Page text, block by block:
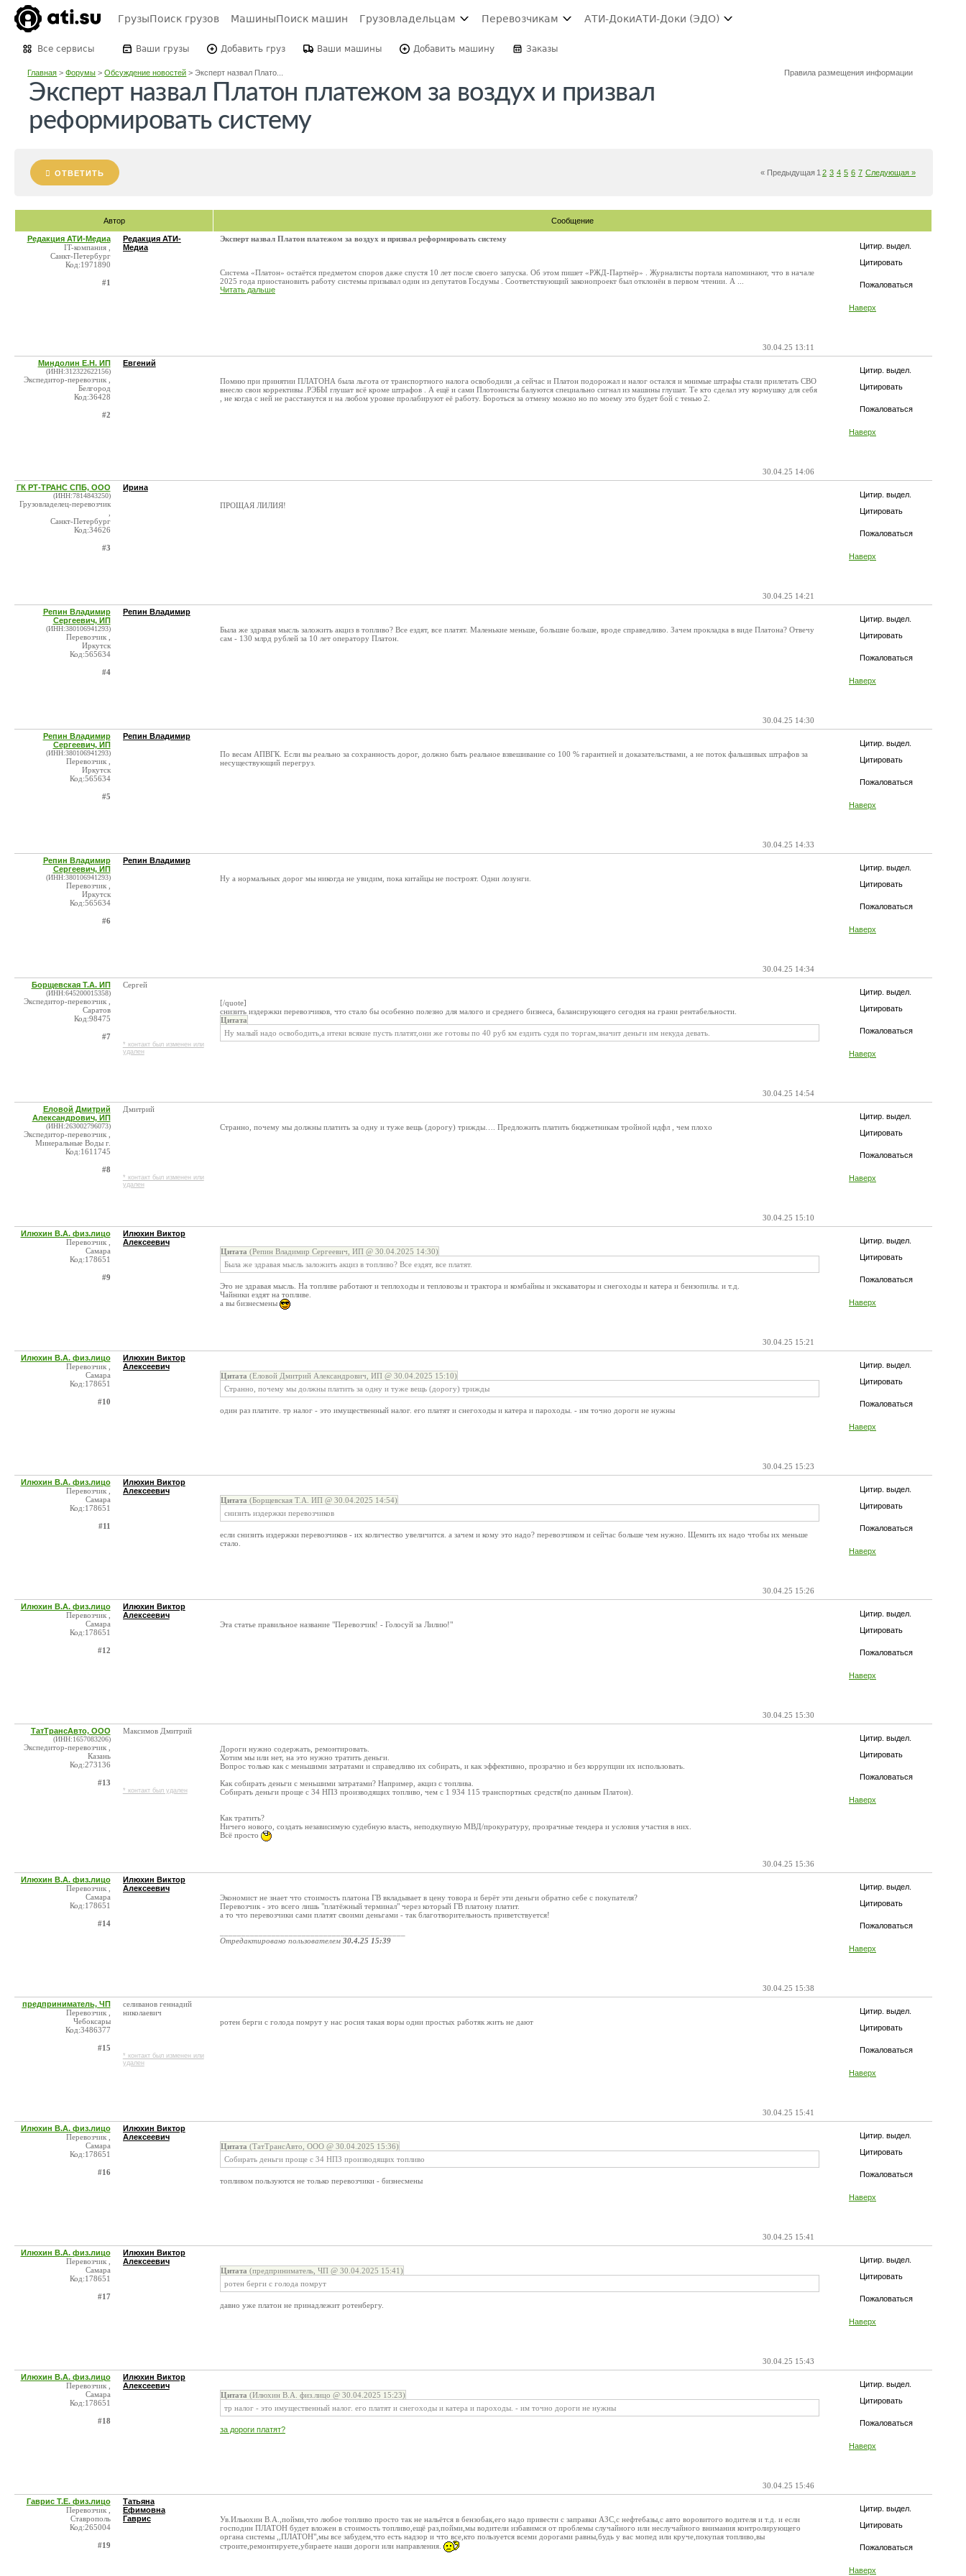
ГрузыПоиск грузов МашиныПоиск машин Грузовладельцам Перевозчикам АТИ-ДокиАТИ-Доки (ЭДО)
Все сервисы Ваши грузы Добавить груз Ваши машины Добавить машину Заказы
Главная >Форумы >Обсуждение новостей >Эксперт назвал Плато... Правила размещения информации
Эксперт назвал Платон платежом за воздух и призвал
реформировать систему
ОТВЕТИТЬ « Предыдущая 1 2 3 4 5 6 7 Следующая »
Автор Сообщение
Цитир. выдел.
Цитировать
Пожаловаться
Наверх
Редакция АТИ-Медиа
IT-компания ,
Санкт-Петербург
Код:1971890
#1
Редакция АТИ-
Медиа
Эксперт назвал Платон платежом за воздух и призвал реформировать систему
Система «Платон» остаётся предметом споров даже спустя 10 лет после своего запуска. Об этом пишет «РЖД-Партнёр» . Журналисты портала напоминают, что в начале
2025 года приостановить работу системы призывал один из депутатов Госдумы . Соответствующий законопроект был отклонён в первом чтении. А ...
Читать дальше
30.04.25 13:11
Цитир. выдел.
Цитировать
Пожаловаться
Наверх
Миндолин Е.Н. ИП
(ИНН:312322622156)
Экспедитор-перевозчик ,
Белгород
Код:36428
#2
Евгений
Помню при принятии ПЛАТОНА была льгота от транспортного налога освободили ,а сейчас и Платон подорожал и налог остался и мнимые штрафы стали прилетать СВО
внесло свои коррективы .РЭБЫ глушат всё кроме штрафов . А ещё и сами Плотонисты балуются специально сигнал из машины глушат. Те кто сделал эту кормушку для себя
, не когда с ней не расстанутся и на любом уровне пролабируют её работу. Бороться за отмену можно но по моему это будет бой с тенью 2.
30.04.25 14:06
Цитир. выдел.
Цитировать
Пожаловаться
Наверх
ГК РТ-ТРАНС СПБ, ООО
(ИНН:7814843250)
Грузовладелец-перевозчик
Санкт-Петербург
Код:34626
#3
Ирина
ПРОЩАЯ ЛИЛИЯ!
30.04.25 14:21
Цитир. выдел.
Цитировать
Пожаловаться
Наверх
Репин Владимир
Сергеевич, ИП
(ИНН:380106941293)
Перевозчик ,
Иркутск
Код:565634
#4
Репин Владимир
Была же здравая мысль заложить акциз в топливо? Все ездят, все платят. Маленькие меньше, большие больше, вроде справедливо. Зачем прокладка в виде Платона? Отвечу
сам - 130 млрд рублей за 10 лет оператору Платон.
30.04.25 14:30
Цитир. выдел.
Цитировать
Пожаловаться
Наверх
Репин Владимир
Сергеевич, ИП
(ИНН:380106941293)
Перевозчик ,
Иркутск
Код:565634
#5
Репин Владимир
По весам АПВГК. Если вы реально за сохранность дорог, должно быть реальное взвешивание со 100 % гарантией и доказательствами, а не поток фальшивых штрафов за
несуществующий перегруз.
30.04.25 14:33
Цитир. выдел.
Цитировать
Пожаловаться
Наверх
Репин Владимир
Сергеевич, ИП
(ИНН:380106941293)
Перевозчик ,
Иркутск
Код:565634
#6
Репин Владимир
Ну а нормальных дорог мы никогда не увидим, пока китайцы не построят. Одни лозунги.
30.04.25 14:34
Цитир. выдел.
Цитировать
Пожаловаться
Наверх
Борщевская Т.А. ИП
(ИНН:645200015358)
Экспедитор-перевозчик ,
Саратов
Код:98475
#7
Сергей
* контакт был изменен или
удален
[/quote]
снизить издержки перевозчиков, что стало бы особенно полезно для малого и среднего бизнеса, балансирующего сегодня на грани рентабельности.
Цитата
Ну малый надо освободить,а итеки всякие пусть платят,они же готовы по 40 руб км ездить судя по торгам,значит деньги им некуда девать.
30.04.25 14:54
Цитир. выдел.
Цитировать
Пожаловаться
Наверх
Еловой Дмитрий
Александрович, ИП
(ИНН:263002796073)
Экспедитор-перевозчик ,
Минеральные Воды г.
Код:1611745
#8
Дмитрий
* контакт был изменен или
удален
Странно, почему мы должны платить за одну и туже вещь (дорогу) трижды…. Предложить платить бюджетникам тройной ндфл , чем плохо
30.04.25 15:10
Цитир. выдел.
Цитировать
Пожаловаться
Наверх
Илюхин В.А. физ.лицо
Перевозчик ,
Самара
Код:178651
#9
Илюхин Виктор
Алексеевич
Цитата (Репин Владимир Сергеевич, ИП @ 30.04.2025 14:30)
Была же здравая мысль заложить акциз в топливо? Все ездят, все платят.
Это не здравая мысль. На топливе работают и теплоходы и тепловозы и трактора и комбайны и экскаваторы и снегоходы и катера и бензопилы. и т.д.
Чайники ездят на топливе.
а вы бизнесмены
30.04.25 15:21
Цитир. выдел.
Цитировать
Пожаловаться
Наверх
Илюхин В.А. физ.лицо
Перевозчик ,
Самара
Код:178651
#10
Илюхин Виктор
Алексеевич
Цитата (Еловой Дмитрий Александрович, ИП @ 30.04.2025 15:10)
Странно, почему мы должны платить за одну и туже вещь (дорогу) трижды
один раз платите. тр налог - это имущественный налог. его платят и снегоходы и катера и пароходы. - им точно дороги не нужны
30.04.25 15:23
Цитир. выдел.
Цитировать
Пожаловаться
Наверх
Илюхин В.А. физ.лицо
Перевозчик ,
Самара
Код:178651
#11
Илюхин Виктор
Алексеевич
Цитата (Борщевская Т.А. ИП @ 30.04.2025 14:54)
снизить издержки перевозчиков
если снизить издержки перевозчиков - их количество увеличится. а зачем и кому это надо? перевозчиком и сейчас больше чем нужно. Щемить их надо чтобы их меньше
стало.
30.04.25 15:26
Цитир. выдел.
Цитировать
Пожаловаться
Наверх
Илюхин В.А. физ.лицо
Перевозчик ,
Самара
Код:178651
#12
Илюхин Виктор
Алексеевич
Эта статье правильное название "Перевозчик! - Голосуй за Лилию!"
30.04.25 15:30
Цитир. выдел.
Цитировать
Пожаловаться
Наверх
ТатТрансАвто, ООО
(ИНН:1657083206)
Экспедитор-перевозчик ,
Казань
Код:273136
#13
Максимов Дмитрий
* контакт был удален
Дороги нужно содержать, ремонтировать.
Хотим мы или нет, на это нужно тратить деньги.
Вопрос только как с меньшими затратами и справедливо их собирать, и как эффективно, прозрачно и без коррупции их использовать.
Как собирать деньги с меньшими затратами? Например, акциз с топлива.
Собирать деньги проще с 34 НПЗ производящих топливо, чем с 1 934 115 транспортных средств(по данным Платон).
Как тратить?
Ничего нового, создать независимую судебную власть, неподкупную МВД/прокуратуру, прозрачные тендера и условия участия в них.
Всё просто
30.04.25 15:36
Цитир. выдел.
Цитировать
Пожаловаться
Наверх
Илюхин В.А. физ.лицо
Перевозчик ,
Самара
Код:178651
#14
Илюхин Виктор
Алексеевич
Экономист не знает что стоимость платона ГВ вкладывает в цену товора и берёт эти деньги обратно себе с покупателя?
Перевозчик - это всего лишь "платёжный терминал" через который ГВ платону платит.
а то что перевозчики сами платят своими деньгами - так благотворительность приветствуется!
Отредактировано пользователем 30.4.25 15:39
30.04.25 15:38
Цитир. выдел.
Цитировать
Пожаловаться
Наверх
предприниматель, ЧП
Перевозчик ,
Чебоксары
Код:3486377
#15
селиванов геннадий
николаевич
* контакт был изменен или
удален
ротен берги с голода помрут у нас росия такая воры одни простых работяк жить не дают
30.04.25 15:41
Цитир. выдел.
Цитировать
Пожаловаться
Наверх
Илюхин В.А. физ.лицо
Перевозчик ,
Самара
Код:178651
#16
Илюхин Виктор
Алексеевич
Цитата (ТатТрансАвто, ООО @ 30.04.2025 15:36)
Собирать деньги проще с 34 НПЗ производящих топливо
топливом пользуются не только перевозчики - бизнесмены
30.04.25 15:41
Цитир. выдел.
Цитировать
Пожаловаться
Наверх
Илюхин В.А. физ.лицо
Перевозчик ,
Самара
Код:178651
#17
Илюхин Виктор
Алексеевич
Цитата (предприниматель, ЧП @ 30.04.2025 15:41)
ротен берги с голода помрут
давно уже платон не принадлежит ротенбергу.
30.04.25 15:43
Цитир. выдел.
Цитировать
Пожаловаться
Наверх
Илюхин В.А. физ.лицо
Перевозчик ,
Самара
Код:178651
#18
Илюхин Виктор
Алексеевич
Цитата (Илюхин В.А. физ.лицо @ 30.04.2025 15:23)
тр налог - это имущественный налог. его платят и снегоходы и катера и пароходы. - им точно дороги не нужны
за дороги платят?
30.04.25 15:46
Цитир. выдел.
Цитировать
Пожаловаться
Наверх
Гаврис Т.Е. физ.лицо
Перевозчик ,
Ставрополь
Код:265004
#19
Татьяна
Ефимовна
Гаврис
Ув.Ильюхин В.А.,пойми,что любое топливо просто так не нальётся в бензобак,его надо привести с заправки АЗС,с нефтебазы,с авто воровитого водителя и т.д. и если
господин ПЛАТОН будет вложен в стоимость топливо,ещё раз,пойми,мы водители избавимся от проблемы случайного или неслучайного внимания контролирующего
органа системы ,,ПЛАТОН",мы все забудем,что есть надзор и что все,кто пользуется всеми дорогами равны,будь у вас мопед или круче,покупая топливо,вы
строите,ремонтируете,убираете наши дороги или направления.